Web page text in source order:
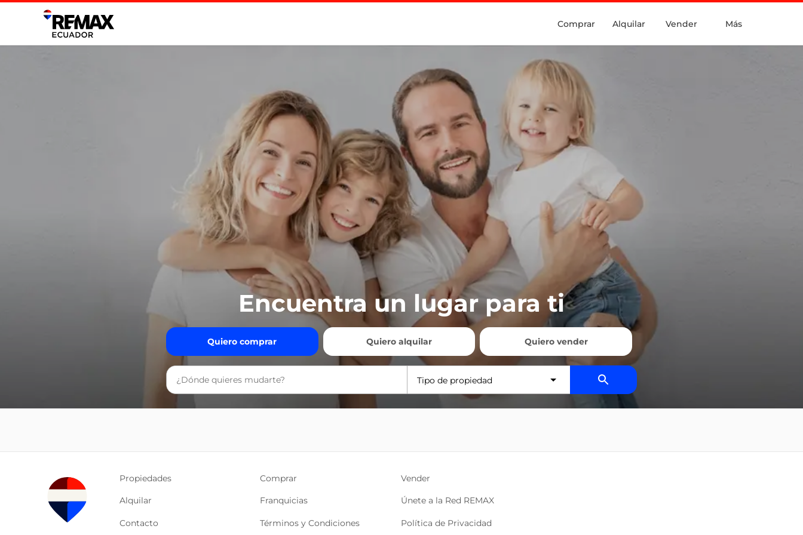
Comprar Alquilar Vender Más
Encuentra un lugar para ti
Quiero comprar Quiero alquilar Quiero vender
Tipo de propiedad
Propiedades Comprar Vender
Alquilar Franquicias Únete a la Red REMAX
Contacto Términos y Condiciones Política de Privacidad